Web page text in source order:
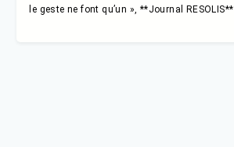
le geste ne font qu’un », **Journal RESOLIS**